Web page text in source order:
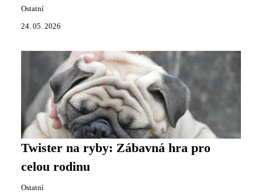
Ostatní
24. 05. 2026
Twister na ryby: Zábavná hra pro
celou rodinu
Ostatní